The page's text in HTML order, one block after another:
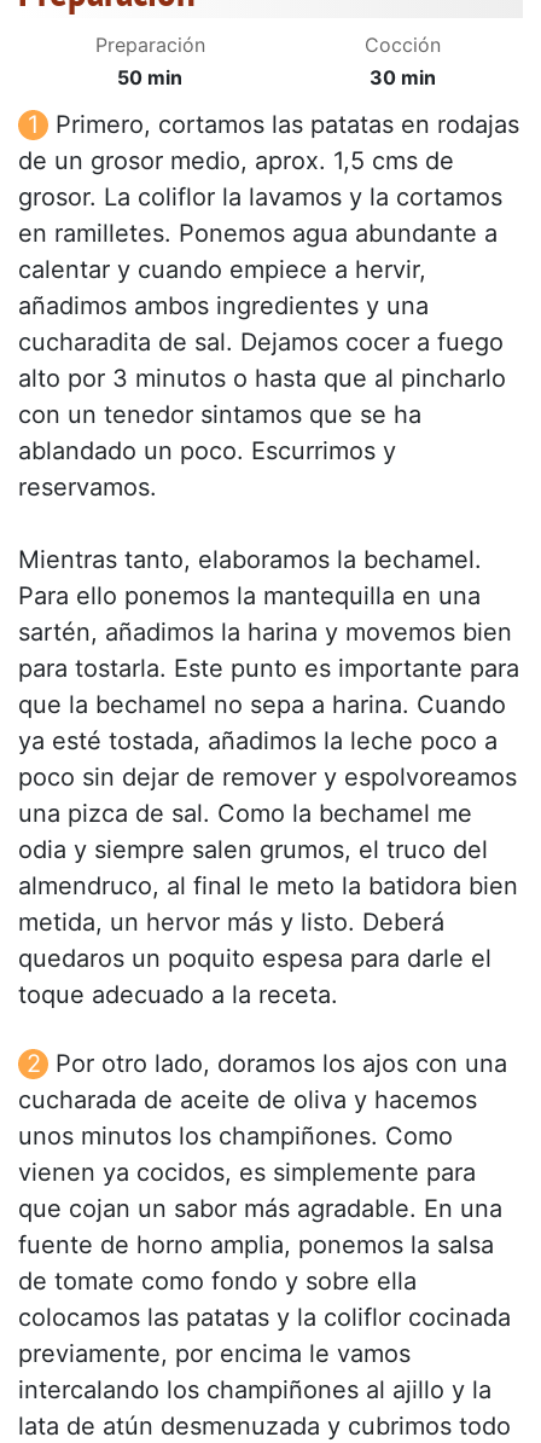
Preparación
50 min
Cocción
30 min
Primero, cortamos las patatas en rodajas
de un grosor medio, aprox. 1,5 cms de
grosor. La coliflor la lavamos y la cortamos
en ramilletes. Ponemos agua abundante a
calentar y cuando empiece a hervir,
añadimos ambos ingredientes y una
cucharadita de sal. Dejamos cocer a fuego
alto por 3 minutos o hasta que al pincharlo
con un tenedor sintamos que se ha
ablandado un poco. Escurrimos y
reservamos.
Mientras tanto, elaboramos la bechamel.
Para ello ponemos la mantequilla en una
sartén, añadimos la harina y movemos bien
para tostarla. Este punto es importante para
que la bechamel no sepa a harina. Cuando
ya esté tostada, añadimos la leche poco a
poco sin dejar de remover y espolvoreamos
una pizca de sal. Como la bechamel me
odia y siempre salen grumos, el truco del
almendruco, al final le meto la batidora bien
metida, un hervor más y listo. Deberá
quedaros un poquito espesa para darle el
toque adecuado a la receta.
Por otro lado, doramos los ajos con una
cucharada de aceite de oliva y hacemos
unos minutos los champiñones. Como
vienen ya cocidos, es simplemente para
que cojan un sabor más agradable. En una
fuente de horno amplia, ponemos la salsa
de tomate como fondo y sobre ella
colocamos las patatas y la coliflor cocinada
previamente, por encima le vamos
intercalando los champiñones al ajillo y la
lata de atún desmenuzada y cubrimos todo